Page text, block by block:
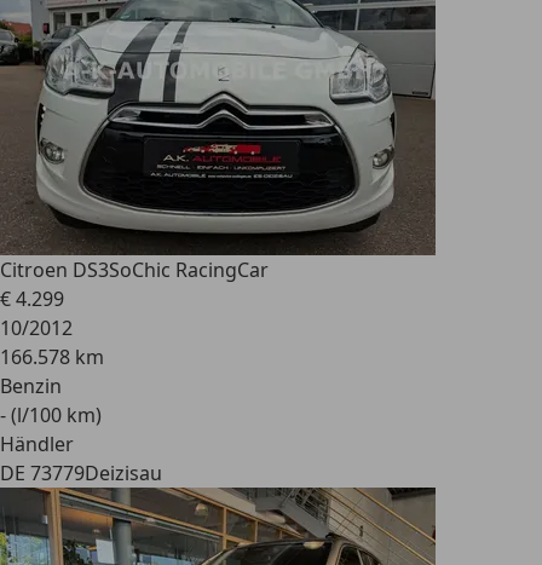
Citroen DS3SoChic RacingCar
€ 4.299
10/2012
166.578 km
Benzin
- (l/100 km)
Händler
DE 73779Deizisau